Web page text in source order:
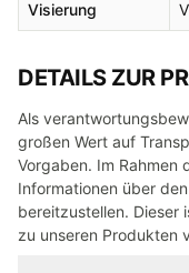
Visierung
DETAILS ZUR
Als
großen Wert auf
Vorgaben. Im Rahmen
Informationen über
bereitzustellen. Dieser
zu unseren Produkten